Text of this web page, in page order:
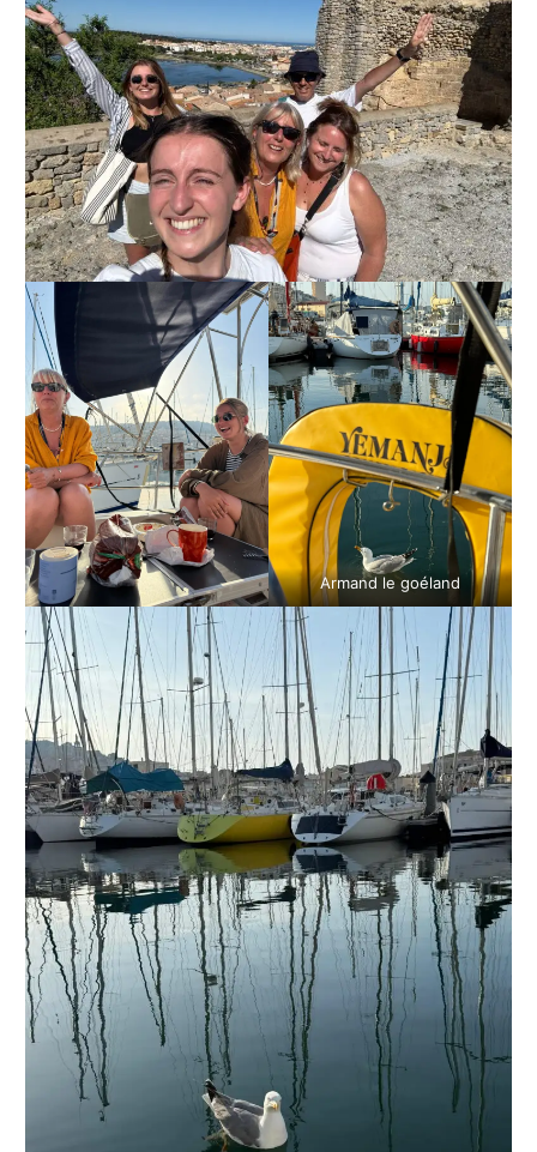
Armand le goéland